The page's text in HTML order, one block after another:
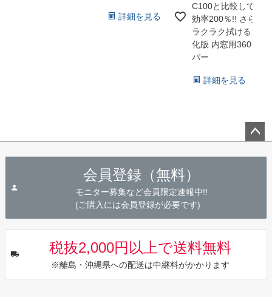
詳細を見る
C100と比較して作業
効率200％!! さらに
ラクラク拭ける！進
化版 内窓用360ワイ
パー
詳細を見る
会員登録（無料）
モニター募集など会員限定速報中!!
(ご購入には会員登録が必要です)
税抜2,000円以上で送料無料
※離島・沖縄県への配送は中継料がかかります